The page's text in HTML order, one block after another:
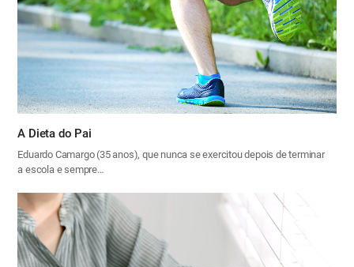
A Dieta do Pai
Eduardo Camargo (35 anos), que nunca se exercitou depois de terminar
a escola e sempre…